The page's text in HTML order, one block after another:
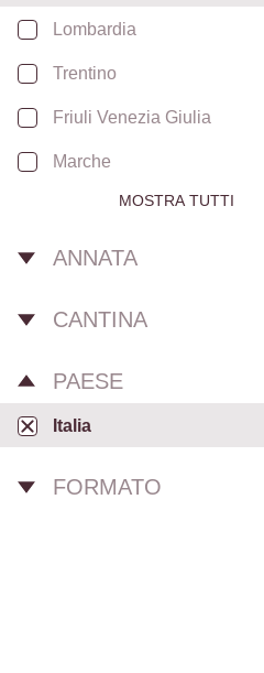
Lombardia
Trentino
Friuli Venezia Giulia
Marche
MOSTRA TUTTI
ANNATA
CANTINA
PAESE
Italia
FORMATO